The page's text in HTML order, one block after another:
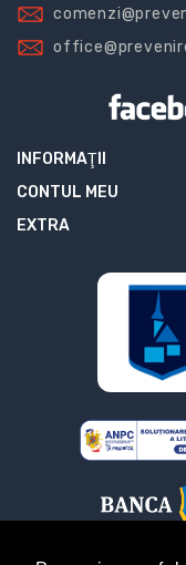
INFORMAŢII
CONTUL MEU
EXTRA